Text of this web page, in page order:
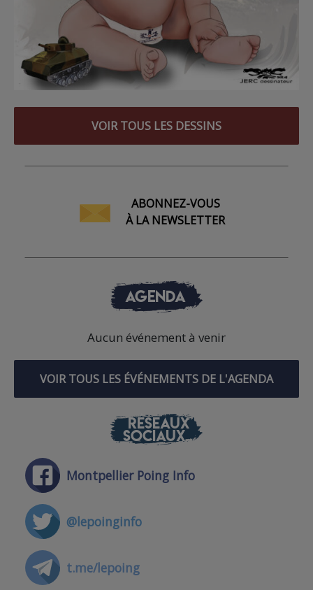
VOIR TOUS LES DESSINS
ABONNEZ-VOUS
À LA NEWSLETTER
AGENDA
Aucun événement à venir
VOIR TOUS LES ÉVÉNEMENTS DE L'AGENDA
RÉSEAUX
SOCIAUX
Montpellier Poing Info
@lepoinginfo
t.me/lepoing